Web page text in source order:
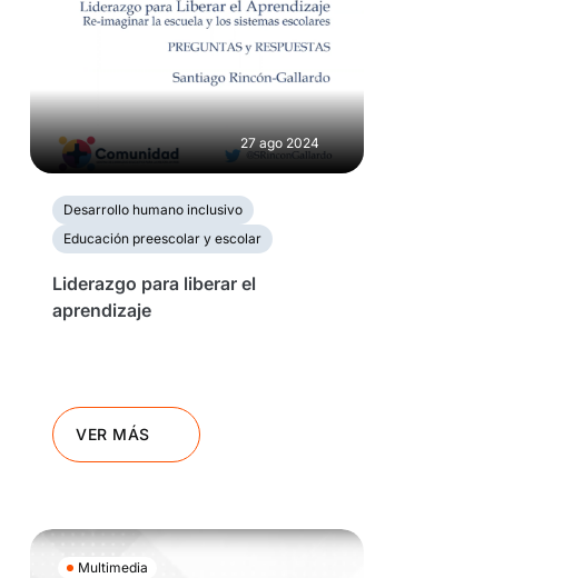
27 ago 2024
Desarrollo humano inclusivo
Educación preescolar y escolar
Liderazgo para liberar el
aprendizaje
VER MÁS
Multimedia